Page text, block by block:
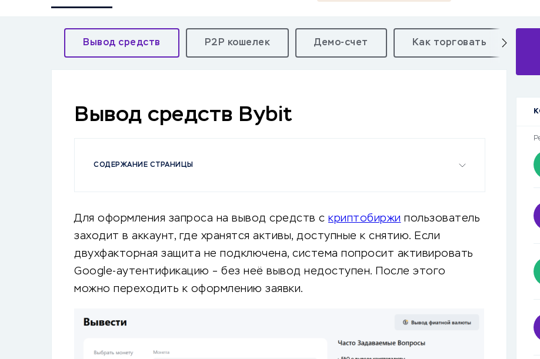
Вывод средств P2P кошелек Демо-счет Как торговать
Вывод средств Bybit
СОДЕРЖАНИЕ СТРАНИЦЫ
Для оформления запроса на вывод средств с криптобиржи пользователь
заходит в аккаунт, где хранятся активы, доступные к снятию. Если
двухфакторная защита не подключена, система попросит активировать
Google-аутентификацию – без неё вывод недоступен. После этого
можно переходить к оформлению заявки.